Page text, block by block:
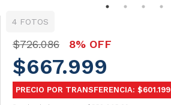
4 FOTOS
$726.086 8% OFF
$667.999
PRECIO POR TRANSFERENCIA: $601.199